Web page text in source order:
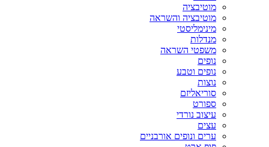
מוטיבציה
מוטיבציה והשראה
מינימליסטי
מנדלות
משפטי השראה
נופים
נופים וטבע
נוצות
סוריאליזם
ספורט
עיצוב נורדי
עצים
ערים ונופים אורבניים